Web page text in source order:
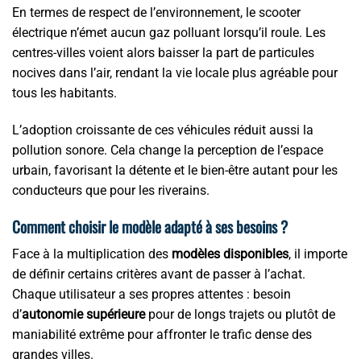
En termes de respect de l’environnement, le scooter
électrique n’émet aucun gaz polluant lorsqu’il roule. Les
centres-villes voient alors baisser la part de particules
nocives dans l’air, rendant la vie locale plus agréable pour
tous les habitants.
L’adoption croissante de ces véhicules réduit aussi la
pollution sonore. Cela change la perception de l’espace
urbain, favorisant la détente et le bien-être autant pour les
conducteurs que pour les riverains.
Comment choisir le modèle adapté à ses besoins ?
Face à la multiplication des modèles disponibles, il importe
de définir certains critères avant de passer à l’achat.
Chaque utilisateur a ses propres attentes : besoin
d’autonomie supérieurepour de longs trajets ou plutôt de
maniabilité extrême pour affronter le trafic dense des
grandes villes.